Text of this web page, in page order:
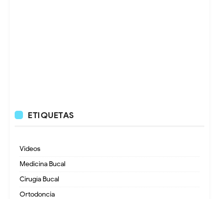
ETIQUETAS
Videos
Medicina Bucal
Cirugía Bucal
Ortodoncia